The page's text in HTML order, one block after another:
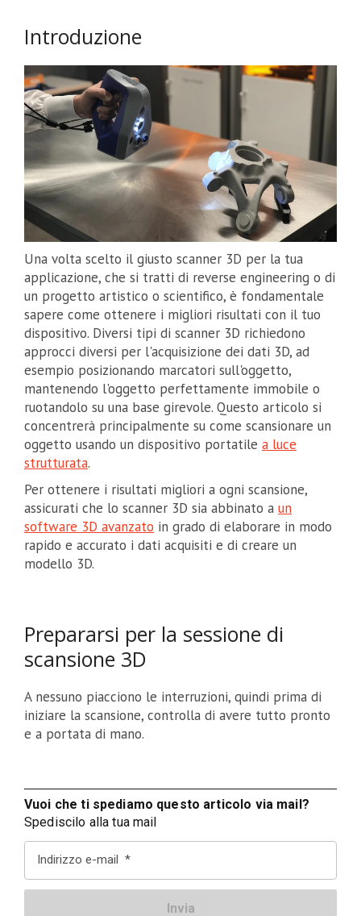
Introduzione
Una volta scelto il giusto scanner 3D per la tua
applicazione, che si tratti di reverse engineering o di
un progetto artistico o scientifico, è fondamentale
sapere come ottenere i migliori risultati con il tuo
dispositivo. Diversi tipi di scanner 3D richiedono
approcci diversi per l'acquisizione dei dati 3D, ad
esempio posizionando marcatori sull'oggetto,
mantenendo l'oggetto perfettamente immobile o
ruotandolo su una base girevole. Questo articolo si
concentrerà principalmente su come scansionare un
oggetto usando un dispositivo portatile a luce
strutturata.
Per ottenere i risultati migliori a ogni scansione,
assicurati che lo scanner 3D sia abbinato a un
software 3D avanzato in grado di elaborare in modo
rapido e accurato i dati acquisiti e di creare un
modello 3D.
Prepararsi per la sessione di
scansione 3D
A nessuno piacciono le interruzioni, quindi prima di
iniziare la scansione, controlla di avere tutto pronto
e a portata di mano.
Vuoi che ti spediamo questo articolo via mail?
Spediscilo alla tua mail
Indirizzo e-mail